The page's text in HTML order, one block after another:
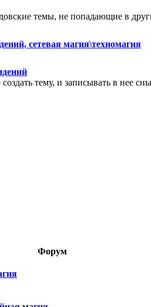
темы, не попадающие в
сетевая магия\техномагия
тему, и записывать в нее
Форум